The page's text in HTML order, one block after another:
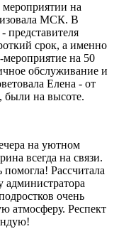
на
МСК. В
представителя
срок, а именно
мероприятие на 50
обслуживание и
Елена - от
были на высоте.
на уютном
всегда на связи.
Рассчитала
администратора
очень
атмосферу. Респект